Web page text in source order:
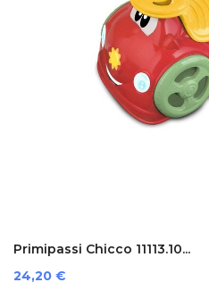
Primipassi Chicco 11113.10...
Precio
24,20 €